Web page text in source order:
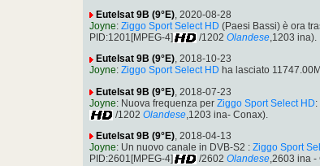
Eutelsat 9B (9°E), 2020-08-28
Joyne: Ziggo Sport Select HD (Paesi Bassi) è ora
PID:1201[MPEG-4]
/1202 Olandese,1203 ina).
Eutelsat 9B (9°E), 2018-10-23
Joyne: Ziggo Sport Select HD ha lasciato
Eutelsat 9B (9°E) , 2018-07-23
Joyne: Nuova frequenza per Ziggo Sport Select HD
/1202 Olandese ,1203 ina- Conax).
Eutelsat 9B (9°E), 2018-04-13
Joyne: Un nuovo canale in DVB-S2 : Ziggo Sport
PID:2601[MPEG-4]
/2602 Olandese,2603 ina -